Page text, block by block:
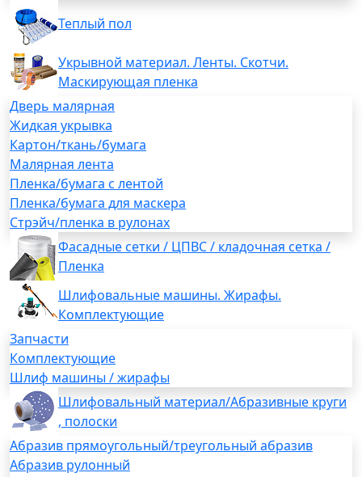
Теплый пол
Укрывной материал. Ленты. Скотчи.
Маскирующая пленка
Дверь малярная
Жидкая укрывка
Картон/ткань/бумага
Малярная лента
Пленка/бумага с лентой
Пленка/бумага для маскера
Стрэйч/пленка в рулонах
Фасадные сетки / ЦПВС / кладочная сетка /
Пленка
Шлифовальные машины. Жирафы.
Комплектующие
Запчасти
Комплектующие
Шлиф машины / жирафы
Шлифовальный материал/Абразивные круги
, полоски
Абразив прямоугольный/треугольный абразив
Абразив рулонный